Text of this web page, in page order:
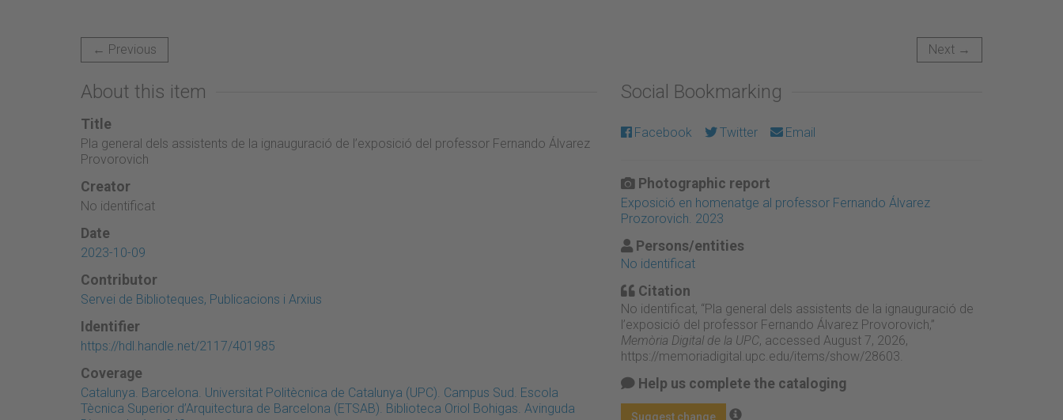
← Previous Next →
About this item
Title
Pla general dels assistents de la ignauguració de l’exposició del professor Fernando Álvarez
Provorovich
Creator
No identificat
Date
2023-10-09
Contributor
Servei de Biblioteques, Publicacions i Arxius
Identifier
https://hdl.handle.net/2117/401985
Coverage
Catalunya. Barcelona. Universitat Politècnica de Catalunya (UPC). Campus Sud. Escola
Tècnica Superior d’Arquitectura de Barcelona (ETSAB). Biblioteca Oriol Bohigas. Avinguda
Social Bookmarking
Facebook Twitter Email
Photographic report
Exposició en homenatge al professor Fernando Álvarez
Prozorovich. 2023
Persons/entities
No identificat
Citation
No identificat, “Pla general dels assistents de la ignauguració de
l’exposició del professor Fernando Álvarez Provorovich,”
Memòria Digital de la UPC, accessed August 7, 2026,
https://memoriadigital.upc.edu/items/show/28603
Help us complete the cataloging
Suggest change